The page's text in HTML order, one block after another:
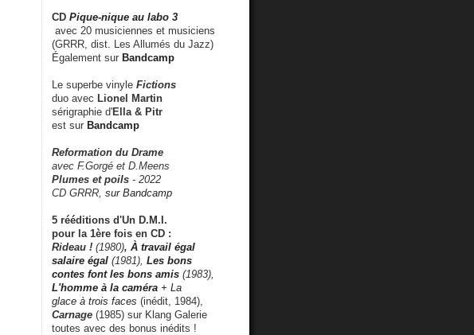
CD Pique-nique au labo 3
avec 20 musiciennes et musiciens
(GRRR, dist. Les Allumés du Jazz)
Également sur Bandcamp
Le superbe vinyle Fictions
duo avec Lionel Martin
sérigraphie d'Ella & Pitr
est sur Bandcamp
Reformation du Drame
avec F.Gorgé et D.Meens
Plumes et poils - 2022
CD GRRR, sur Bandcamp
5 rééditions d'Un D.M.I.
pour la 1ère fois en CD :
Rideau ! (1980), À travail égal
salaire égal (1981), Les bons
contes font les bons amis (1983),
L'homme à la caméra + La
glace à trois faces (inédit, 1984),
Carnage (1985) sur Klang Galerie
toutes avec des bonus inédits !